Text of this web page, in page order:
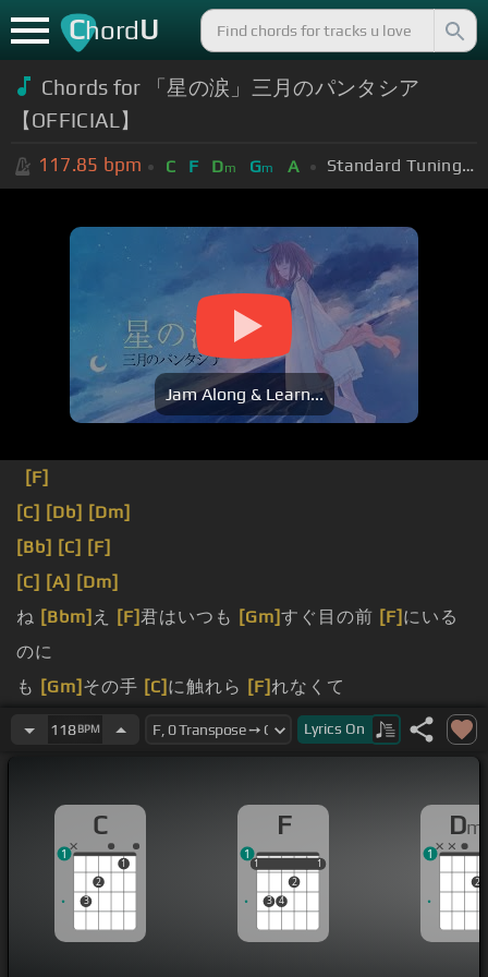
ChordU
Chords for 「星の涙」三月のパンタシア
【OFFICIAL】
117.85 bpm C F Dm Gm A Standard Tuning (EADGBE)
Jam Along & Learn...
[F]
[C] [Db] [Dm]
[Bb] [C] [F]
[C] [A] [Dm]
ね [Bbm] え [F]君はいつも [Gm]すぐ目の前 [F] にいる
のに
も [Gm] その手 [C] に触れら [F]れなくて
ねえ君の目には
118BPM Lyrics On
C
3
2
1
1
F
1
3 4
2
1
1 1
1
Dm
2
1